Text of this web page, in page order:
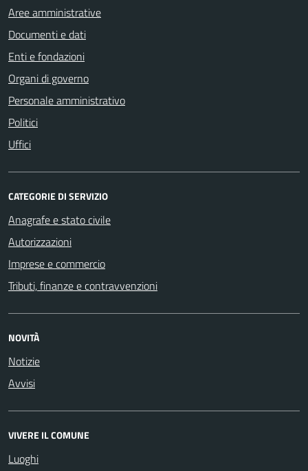
Aree amministrative
Documenti e dati
Enti e fondazioni
Organi di governo
Personale amministrativo
Politici
Uffici
CATEGORIE DI SERVIZIO
Anagrafe e stato civile
Autorizzazioni
Imprese e commercio
Tributi, finanze e contravvenzioni
NOVITÀ
Notizie
Avvisi
VIVERE IL COMUNE
Luoghi